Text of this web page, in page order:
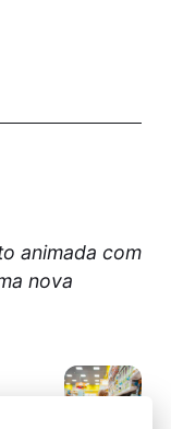
animada com
nova